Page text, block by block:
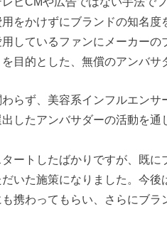
をかけずにブランドの知名
しているファンにメーカー
目的とした、無償のアンバサ
らず、美容系インフルエン
したアンバサダーの活動を
ートしたばかりですが、既
いた施策になりました。今
携わってもらい、さらにブ